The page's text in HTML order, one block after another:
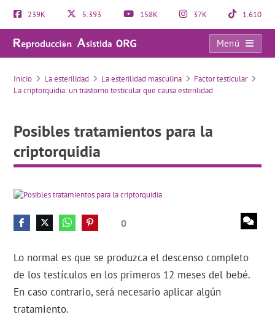
239K 5.393 158K 37K 1.610
Menú
Posibles tratamientos para la criptorquidia
Inicio La esterilidad La esterilidad masculina
Factor testicular
La criptorquidia: un trastorno testicular que causa esterilidad
Posibles tratamientos para la
criptorquidia
0
Lo normal es que se produzca el descenso completo
de los testículos en los primeros 12 meses del bebé.
En caso contrario, será necesario aplicar algún
tratamiento.